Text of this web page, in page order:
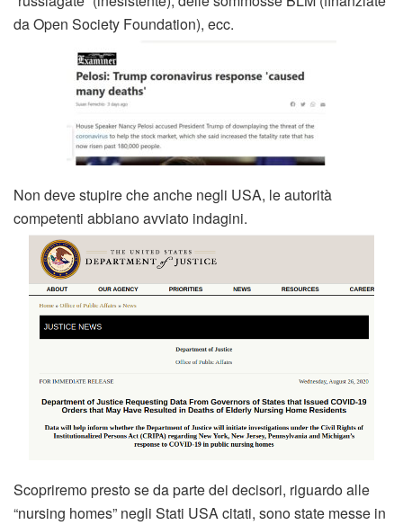
da Open Society Foundation), ecc.
Non deve stupire che anche negli USA, le autorità
competenti abbiano avviato indagini.
Scopriremo presto se da parte dei decisori, riguardo alle
“nursing homes” negli Stati USA citati, sono state messe in